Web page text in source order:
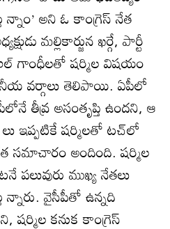
అని ఓ కాంగ్రెస్‌ నేత
మల్లికార్జున ఖర్గే, పార్టీ
గాంధీలతో షర్మిల విషయం
వర్గాలు తెలిపాయి. ఏపీలో
తీవ్ర అసంతృప్తి ఉందని, ఆ
లు ఇప్పటికే షర్మిలతో టచ్‌లో
సమాచారం అందింది. షర్మిల
పలువురు ముఖ్య నేతలు
వైసీపీతో ఉన్నది
షర్మిల కనుక కాంగ్రెస్‌